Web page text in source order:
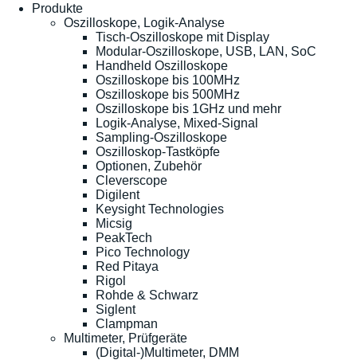
Produkte
Oszilloskope, Logik-Analyse
Tisch-Oszilloskope mit Display
Modular-Oszilloskope, USB, LAN, SoC
Handheld Oszilloskope
Oszilloskope bis 100MHz
Oszilloskope bis 500MHz
Oszilloskope bis 1GHz und mehr
Logik-Analyse, Mixed-Signal
Sampling-Oszilloskope
Oszilloskop-Tastköpfe
Optionen, Zubehör
Cleverscope
Digilent
Keysight Technologies
Micsig
PeakTech
Pico Technology
Red Pitaya
Rigol
Rohde & Schwarz
Siglent
Clampman
Multimeter, Prüfgeräte
(Digital-)Multimeter, DMM